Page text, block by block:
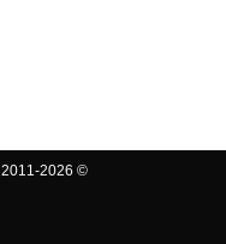
2011-2026 ©